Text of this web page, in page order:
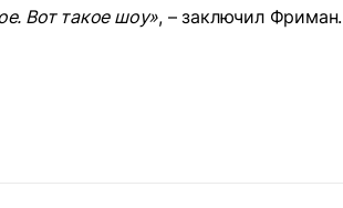
Вот такое шоу», – заключил Фриман.